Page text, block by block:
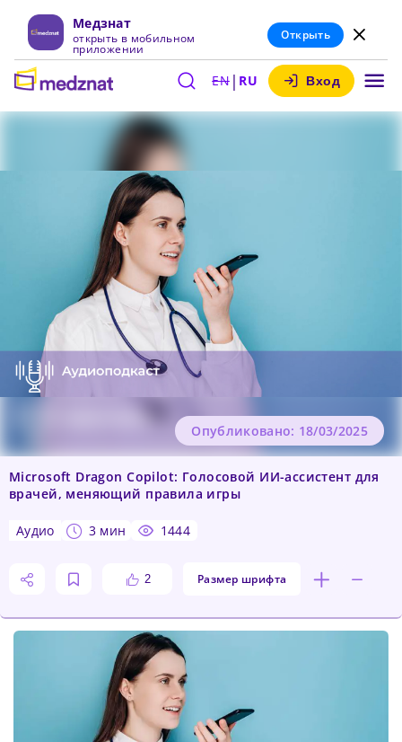
Медзнат
открыть в мобильном
приложении
Открыть
EN| RU Вход
Microsoft Dragon Copilot: Голосовой ИИ-ассистент для
врачей, меняющий правила игры
аудио 3 мин 1444
2 Размер шрифта
Опубликовано: 18/03/2025